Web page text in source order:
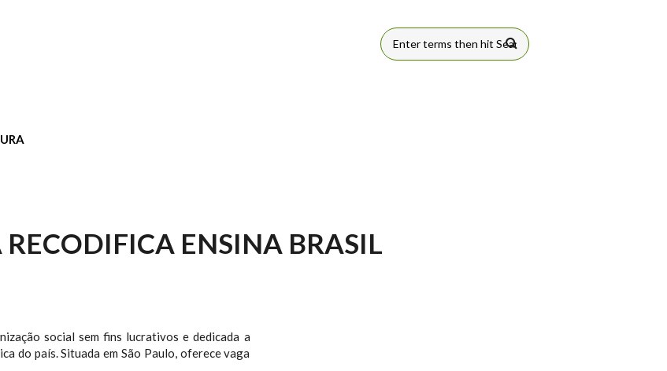
FORMULÁRIO
ENSINA BRASIL
social sem fins lucrativos e dedicada a
do país. Situada em São Paulo, oferece vaga